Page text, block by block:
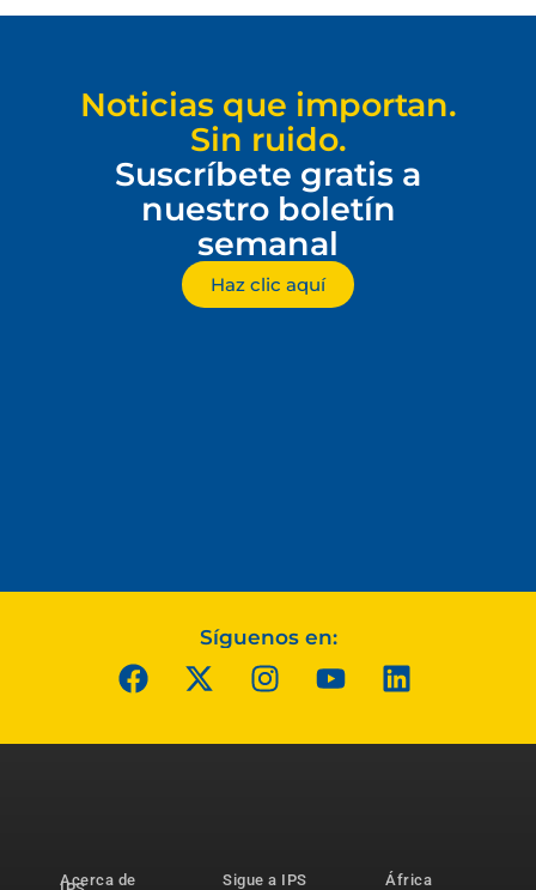
Noticias que importan.
Sin ruido.
Suscríbete gratis a
nuestro boletín
semanal
Haz clic aquí
Síguenos en:
Acerca de
Sigue a IPS
África